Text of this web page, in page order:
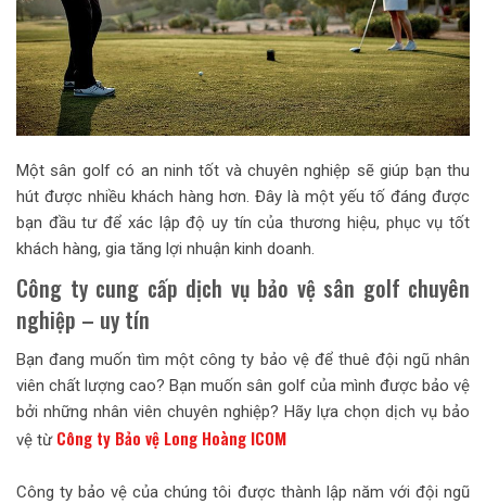
Một sân golf có an ninh tốt và chuyên nghiệp sẽ giúp bạn thu
hút được nhiều khách hàng hơn. Đây là một yếu tố đáng được
bạn đầu tư để xác lập độ uy tín của thương hiệu, phục vụ tốt
khách hàng, gia tăng lợi nhuận kinh doanh.
Công ty cung cấp dịch vụ bảo vệ sân golf chuyên
nghiệp – uy tín
Bạn đang muốn tìm một công ty bảo vệ để thuê đội ngũ nhân
viên chất lượng cao? Bạn muốn sân golf của mình được bảo vệ
bởi những nhân viên chuyên nghiệp? Hãy lựa chọn dịch vụ bảo
vệ từ Công ty Bảo vệ Long Hoàng ICOM
Công ty bảo vệ của chúng tôi được thành lập năm với đội ngũ